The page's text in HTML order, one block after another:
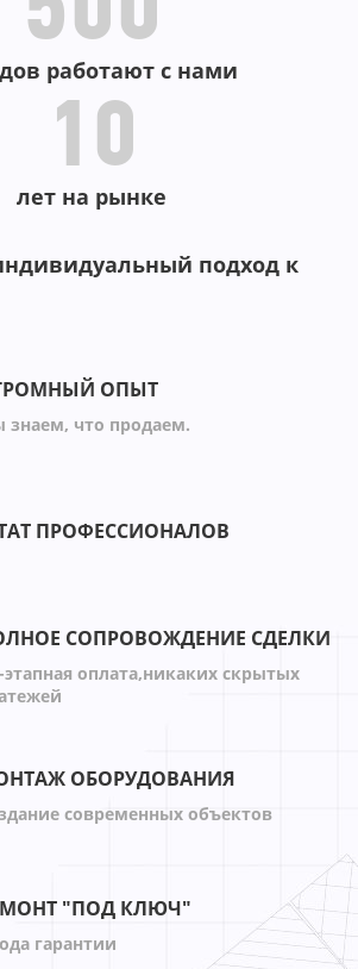
работают с нами
10
лет на рынке
подход к
ОПЫТ
знаем, что продаем.
ПРОФЕССИОНАЛОВ
СОПРОВОЖДЕНИЕ СДЕЛКИ
этапная оплата,никаких скрытых
ОБОРУДОВАНИЯ
современных объектов
"ПОД КЛЮЧ"
гарантии